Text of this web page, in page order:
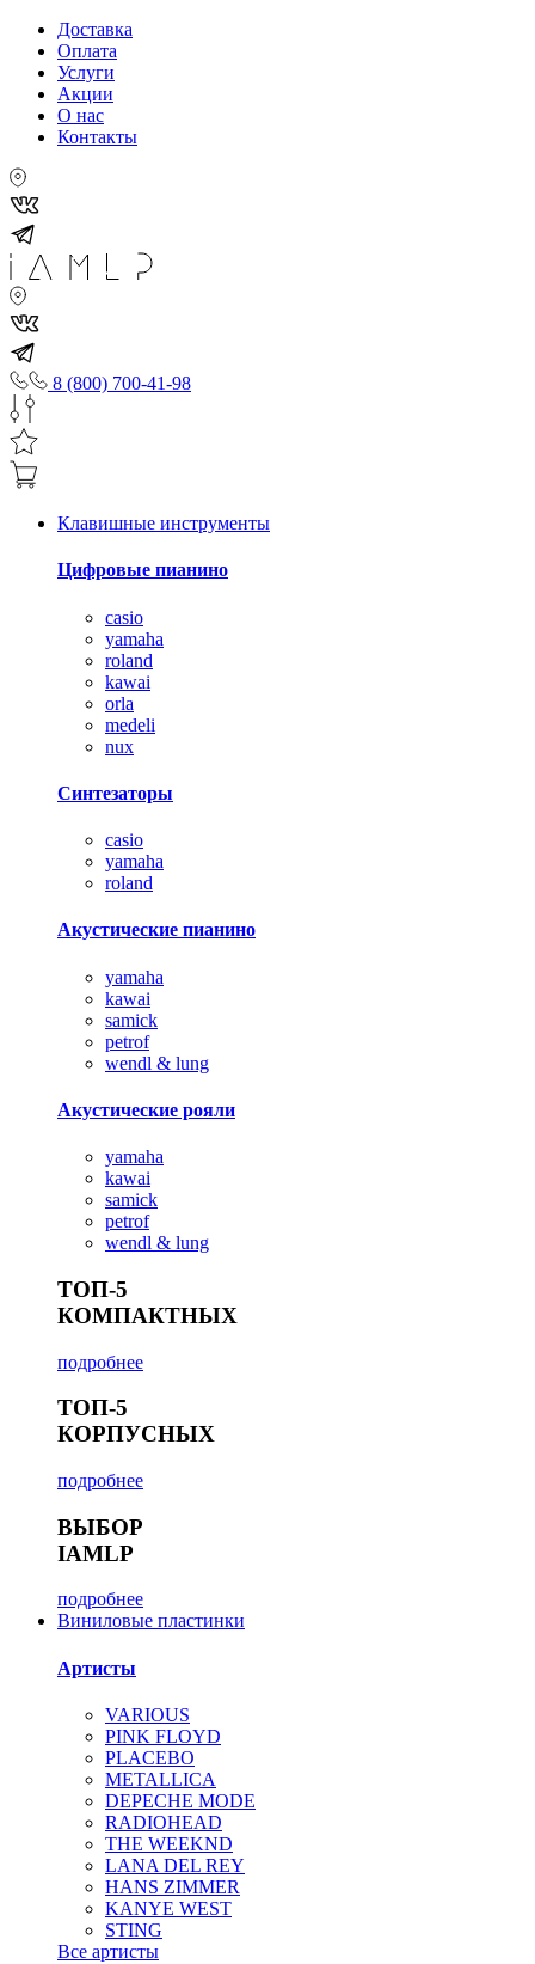
Доставка
Оплата
Услуги
Акции
О нас
Контакты
8 (800) 700-41-98
Клавишные инструменты
Цифровые пианино
casio
yamaha
roland
kawai
orla
medeli
nux
Синтезаторы
casio
yamaha
roland
Акустические пианино
yamaha
kawai
samick
petrof
wendl & lung
Акустические рояли
yamaha
kawai
samick
petrof
wendl & lung
ТОП-5
КОМПАКТНЫХ
подробнее
ТОП-5
КОРПУСНЫХ
подробнее
ВЫБОР
IAMLP
подробнее
Виниловые пластинки
Артисты
VARIOUS
PINK FLOYD
PLACEBO
METALLICA
DEPECHE MODE
RADIOHEAD
THE WEEKND
LANA DEL REY
HANS ZIMMER
KANYE WEST
STING
Все артисты